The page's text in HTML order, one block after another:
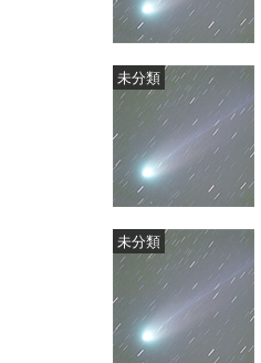
未分類
未分類